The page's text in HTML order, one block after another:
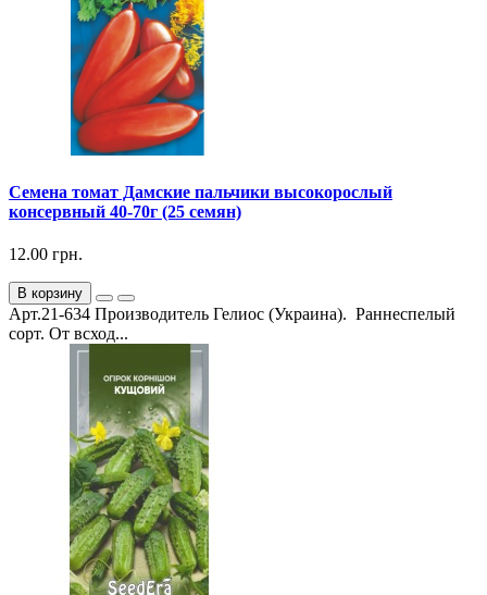
Семена томат Дамские пальчики высокорослый
консервный 40-70г (25 семян)
12.00 грн.
В корзину
Арт.21-634 Производитель Гелиос (Украина). Раннеспелый
сорт. От всход...